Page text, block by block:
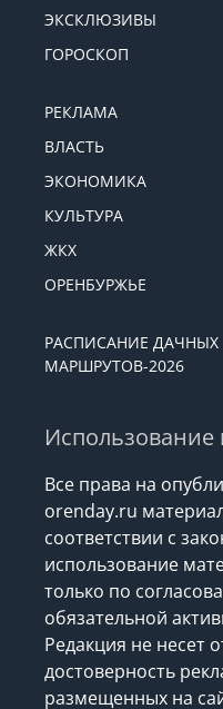
ЭКСКЛЮЗИВЫ
ГОРОСКОП
РЕКЛАМА
ВЛАСТЬ
ЭКОНОМИКА
КУЛЬТУРА
ЖКХ
ОРЕНБУРЖЬЕ
РАСПИСАНИЕ ДАЧНЫХ
МАРШРУТОВ-2026
Использование
Все права на
orenday.ru
соответствии с
использование
только по
обязательной
Редакция не несет
достоверность
размещенных на